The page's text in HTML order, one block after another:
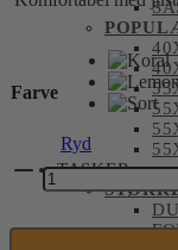
TASKER
Farve
Ryd
Travelite
-
Rejsetaske